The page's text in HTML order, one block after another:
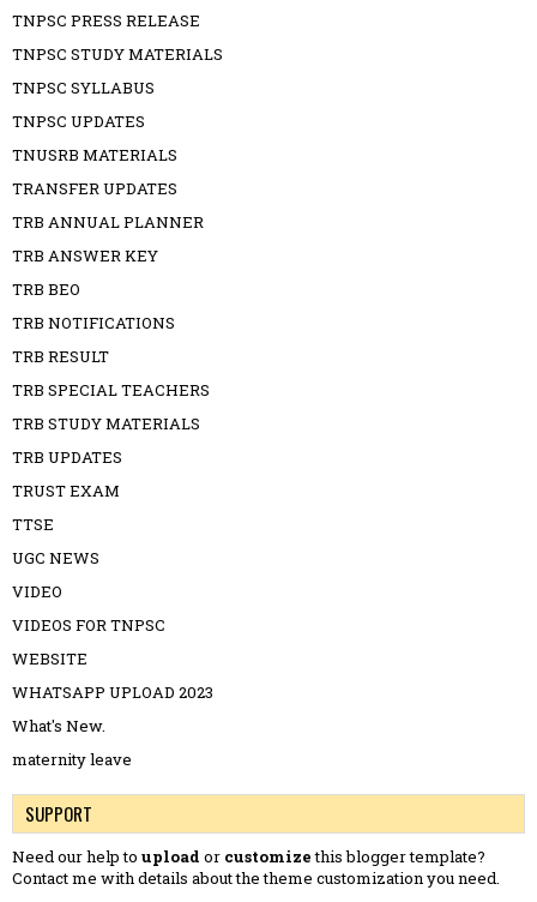
TNPSC PRESS RELEASE
TNPSC STUDY MATERIALS
TNPSC SYLLABUS
TNPSC UPDATES
TNUSRB MATERIALS
TRANSFER UPDATES
TRB ANNUAL PLANNER
TRB ANSWER KEY
TRB BEO
TRB NOTIFICATIONS
TRB RESULT
TRB SPECIAL TEACHERS
TRB STUDY MATERIALS
TRB UPDATES
TRUST EXAM
TTSE
UGC NEWS
VIDEO
VIDEOS FOR TNPSC
WEBSITE
WHATSAPP UPLOAD 2023
What's New.
maternity leave
SUPPORT
Need our help to upload or customizethis blogger template?
Contact me with details about the theme customization you need.